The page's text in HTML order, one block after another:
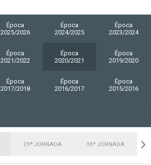
Época
2025/2026
Época
2024/2025
Época
2023/2024
Época
2021/2022
Época
2020/2021
Época
2019/2020
Época
2017/2018
Época
2016/2017
Época
2015/2016
29ª JORNADA 30ª JORNADA